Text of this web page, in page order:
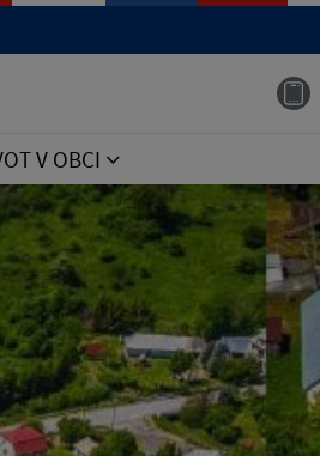
V OBCI